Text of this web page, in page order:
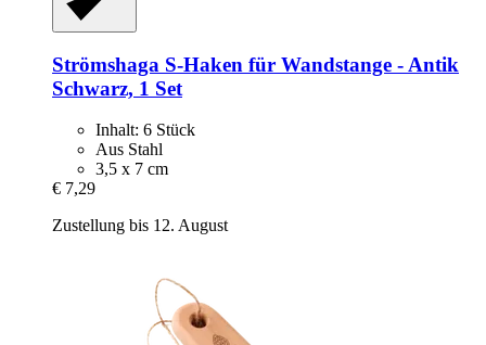
Strömshaga S-​Haken für Wandstange -​ Antik
Schwarz, 1 Set
Inhalt: 6 Stück
Aus Stahl
3,5 x 7 cm
€ 7,29
Zustellung bis 12. August